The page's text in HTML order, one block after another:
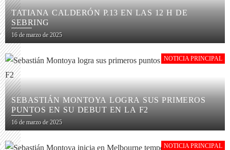
TATIANA CALDERÓN P.13 EN LAS 12 H DE
SEBRING
16 de marzo de 2025
NOTICIA PRINCIPAL
SEBASTIÁN MONTOYA LOGRA SUS PRIMEROS
PUNTOS EN SU DEBUT EN LA F2
16 de marzo de 2025
NOTICIA PRINCIPAL